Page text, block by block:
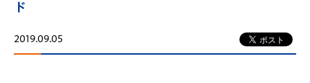
ド
2019.09.05